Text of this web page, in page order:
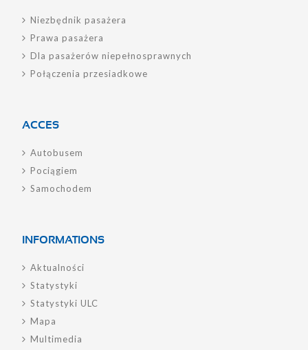
Niezbędnik pasażera
Prawa pasażera
Dla pasażerów niepełnosprawnych
Połączenia przesiadkowe
ACCES
Autobusem
Pociągiem
Samochodem
INFORMATIONS
Aktualności
Statystyki
Statystyki ULC
Mapa
Multimedia